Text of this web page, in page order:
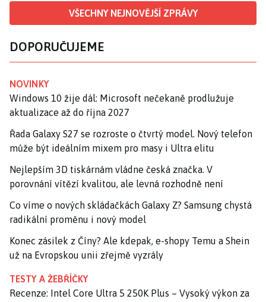
VŠECHNY NEJNOVĚJŠÍ ZPRÁVY
DOPORUČUJEME
NOVINKY
Windows 10 žije dál: Microsoft nečekaně prodlužuje
aktualizace až do října 2027
Řada Galaxy S27 se rozroste o čtvrtý model. Nový telefon
může být ideálním mixem pro masy i Ultra elitu
Nejlepším 3D tiskárnám vládne česká značka. V
porovnání vítězí kvalitou, ale levná rozhodně není
Co víme o nových skládačkách Galaxy Z? Samsung chystá
radikální proměnu i nový model
Konec zásilek z Číny? Ale kdepak, e-shopy Temu a Shein
už na Evropskou unii zřejmě vyzrály
TESTY A ŽEBŘÍČKY
Recenze: Intel Core Ultra 5 250K Plus – Vysoký výkon za